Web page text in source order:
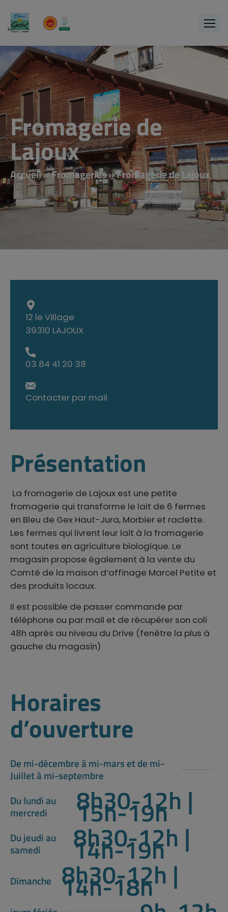
Fromagerie de
Lajoux
Accueil»Fromageries»Fromagerie de Lajoux
12 le Village
39310 LAJOUX
03 84 41 20 38
Contacter par mail
Présentation
La fromagerie de Lajoux est une petite
fromagerie qui transforme le lait de 6 fermes
en Bleu de Gex Haut-Jura, Morbier et raclette.
Les fermes qui livrent leur lait à la fromagerie
sont toutes en agriculture biologique. Le
magasin propose également à la vente du
Comté de la maison d’affinage Marcel Petite et
des produits locaux.
Il est possible de passer commande par
téléphone ou par mail et de récupérer son coli
48h après au niveau du Drive (fenêtre la plus à
gauche du magasin)
Horaires
d’ouverture
De mi-décembre à mi-mars et de mi-
Juillet à mi-septembre
Du lundi au
mercredi
8h30-12h |
15h-19h
Du jeudi au
samedi
8h30-12h |
14h-19h
Dimanche 8h30-12h |
14h-18h